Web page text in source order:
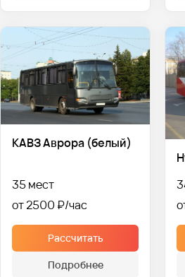
КАВЗ Аврора (белый)
35 мест
от 2500 ₽
Рассчитать
Подробнее